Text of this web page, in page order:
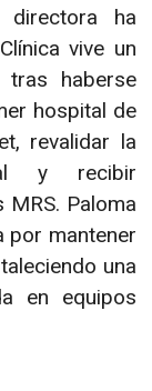
directora ha
vive un
tras haberse
hospital de
revalidar la
y recibir
Paloma
por mantener
una
en equipos